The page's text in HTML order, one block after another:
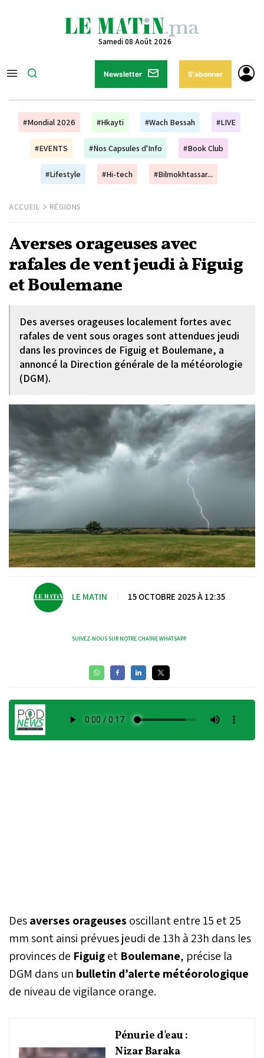
Samedi 08 Août 2026
Newsletter S'abonner
#Mondial 2026 #Hkayti #Wach Bessah #LIVE
#EVENTS #Nos Capsules d'Info #Book Club
#Lifestyle #Hi-tech #Bilmokhtassar...
ACCUEIL RÉGIONS
Averses orageuses avec
rafales de vent jeudi à Figuig
et Boulemane
Des averses orageuses localement fortes avec
rafales de vent sous orages sont attendues jeudi
dans les provinces de Figuig et Boulemane, a
annoncé la Direction générale de la météorologie
(DGM).
LE MATIN 15 OCTOBRE 2025 À 12:35
SUIVEZ-NOUS SUR NOTRE CHAÎNE WHATSAPP
Desaverses orageuses oscillant entre 15 et 25
mm sont ainsi prévues jeudi de 13h à 23h dans les
provinces de Figuiget Boulemane, précise la
DGM dans un bulletin d’alerte météorologique
de niveau de vigilance orange.
Pénurie d'eau :
Nizar Baraka